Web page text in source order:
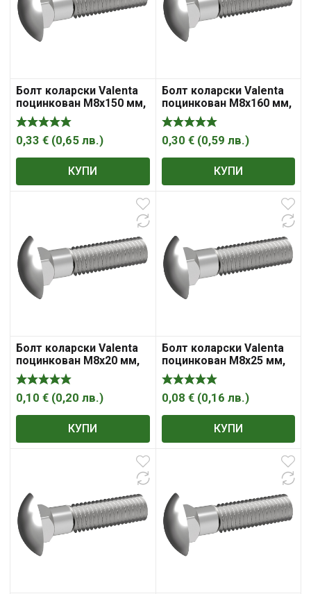
Болт коларски Valenta
поцинкован M8x150 мм,
4.8, 1.25 мм, DIN 603
0,33 € (0,65 лв.)
КУПИ
Болт коларски Valenta
поцинкован M8x160 мм,
4.8, 1.25 мм, DIN 603
0,30 € (0,59 лв.)
КУПИ
Болт коларски Valenta
поцинкован M8x20 мм,
4.8, 1.25 мм, DIN 603
0,10 € (0,20 лв.)
КУПИ
Болт коларски Valenta
поцинкован M8x25 мм,
4.8, 1.25 мм, DIN 603
0,08 € (0,16 лв.)
КУПИ